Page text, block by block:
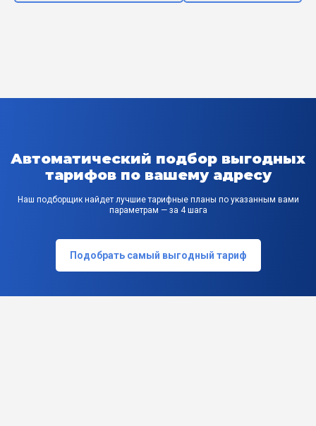
Автоматический подбор выгодных
тарифов по вашему адресу
Наш подборщик найдет лучшие тарифные планы по указанным вами
параметрам — за 4 шага
Подобрать самый выгодный тариф